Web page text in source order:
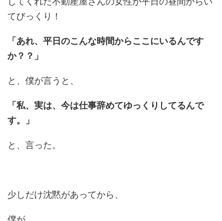
てびっくり！
「あれ、平日のこんな時間からここにいるんです
か？？」
と、僕が言うと、
「私、実は、今は仕事辞めてゆっくりしてるんで
す。」
と、言った。
少しだけ沈黙があってから、